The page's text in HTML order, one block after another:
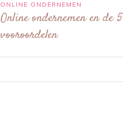
ONLINE ONDERNEMEN
Online ondernemen en de 5
vooroordelen